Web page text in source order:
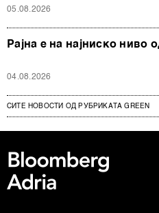
05.08.2026
Рајна е на најниско ниво
04.08.2026
СИТЕ НОВОСТИ ОД РУБРИКАТА GREEN